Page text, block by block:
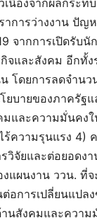
นื่องจากผลกระ
การว่างงาน ปัญ
จากการเปิดรับนั
จและสังคม อีกทั้
โดยการลดจำน
บายของภาครัฐ
และความมั่นคง
ความรุนแรง 4)
จัยและต่อยอดง
ผนงาน ววน. ที่
อการเปลี่ยนแป
สังคมและความ